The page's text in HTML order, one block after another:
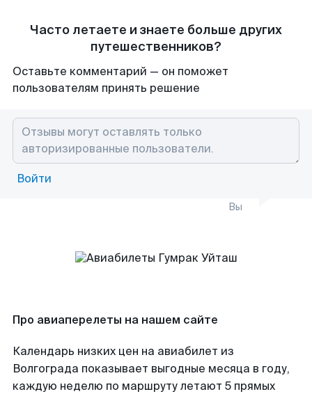
Часто летаете и знаете больше других
путешественников?
Оставьте комментарий — он поможет
пользователям принять решение
Войти
Вы
Про авиаперелеты на нашем сайте
Календарь низких цен на авиабилет из
Волгограда показывает выгодные месяца в году,
каждую неделю по маршруту летают 5 прямых